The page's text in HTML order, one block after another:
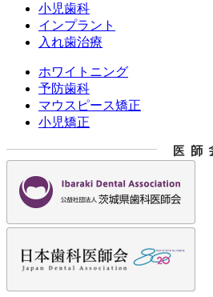
小児歯科
インプラント
入れ歯治療
ホワイトニング
予防歯科
マウスピース矯正
小児矯正